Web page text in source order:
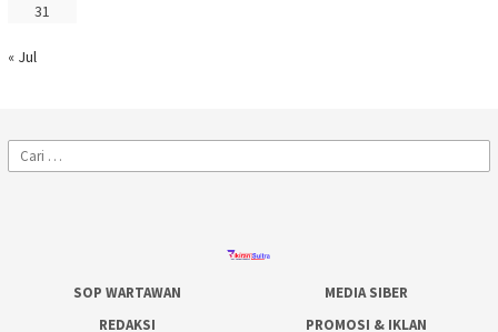
31
« Jul
Cari
untuk:
SOP WARTAWAN
MEDIA SIBER
REDAKSI
PROMOSI & IKLAN